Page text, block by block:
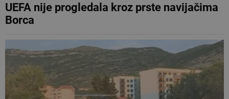
UEFA nije progledala kroz prste navijačima
Borca